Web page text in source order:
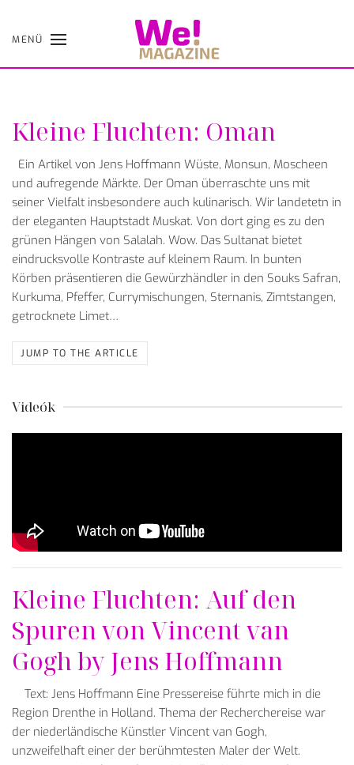
Skip
MENÜ
Salento’s unfiltered dolce vita
The Lind Hotels expands
Design Hotel in Valle de
Kleine Fluchten: Oman
Ein Artikel von Jens Hoffmann Wüste, Monsun, Moscheen
und aufregende Märkte. Der Oman überraschte uns mit
seiner Vielfalt insbesondere auch kulinarisch. Wir landetetn in
der eleganten Hauptstadt Muskat. Von dort ging es zu den
grünen Hängen von Salalah. Wow. Das Sultanat bietet
eindrucksvolle Kontraste auf kleinem Raum. In bunten
Körben präsentieren die Gewürzhändler in den Souks Safran,
Kurkuma, Pfeffer, Currymischungen, Sternanis, Zimt­stangen,
getrocknete Limet…
JUMP TO THE ARTICLE
Videók
Kleine Fluchten: Auf den
Spuren von Vincent van
Gogh by Jens Hoffmann
Text: Jens Hoffmann Eine Pressereise führte mich in die
Region Drenthe in Holland. Thema der Recherchereise war
der niederländische Künstler Vincent van Gogh,
unzweifelhaft einer der berühmtesten Maler der Welt.